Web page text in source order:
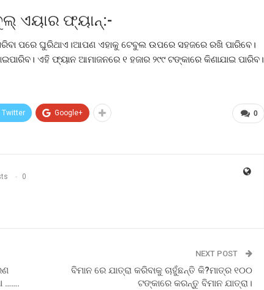
ଏୟାର ଫ୍ୟାନ୍:-
ପରେ ଘୁରିଥାଏ।ଆପଣ ଏହାକୁ ଟେବୁଲ ଉପରେ ସହଜରେ ରଖି ପାରିବେ।
ଏହି ଫ୍ୟାନ ଆମାଜନରେ ୧ ହଜାର ୨୯୯ ଟଙ୍କାରେ କିଣାଯାଇ ପାରିବ।
0
Twitter Google+
0
…….
NEXT POST
ବିମାନ ରେ ଯାତ୍ରା କରିବାକୁ ଚାହୁଁଛନ୍ତି କି?ମାତ୍ର ୧୦୦
ଟଙ୍କାରେ କରନ୍ତୁ ବିମାନ ଯାତ୍ରା।